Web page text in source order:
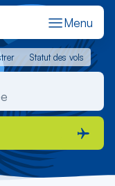
Menu
Statut des vols
Statut des vols